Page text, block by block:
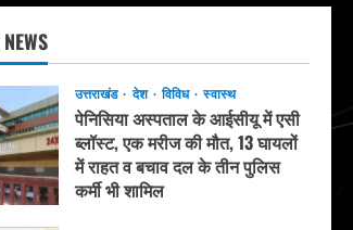
उत्तराखंड देश विविध स्वास्थ
पेनिसिया अस्पताल के आईसीयू में एसी
ब्लॉस्ट, एक मरीज की मौत, 13 घायलों
में राहत व बचाव दल के तीन पुलिस
कर्मी भी शामिल